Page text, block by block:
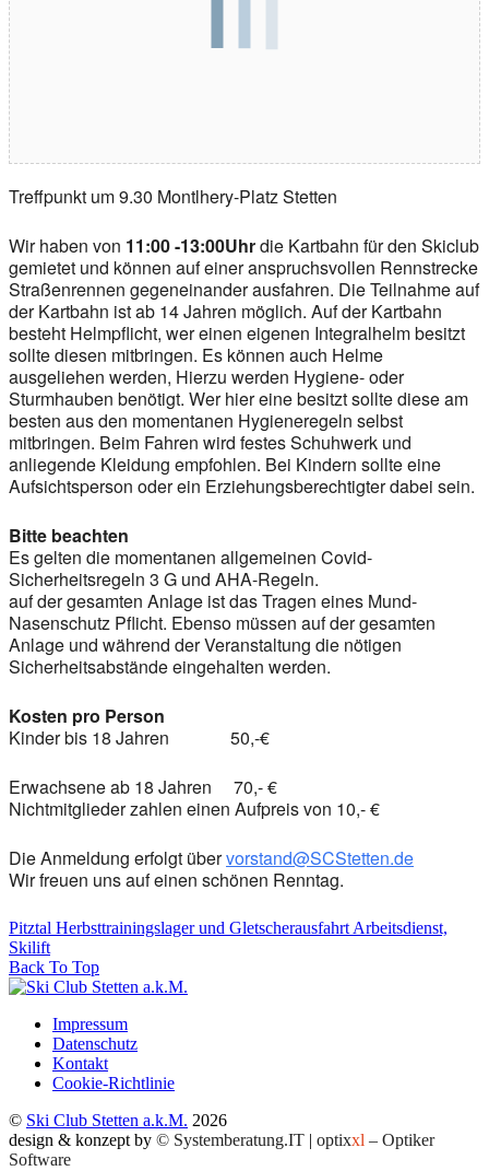
Treffpunkt um 9.30 Montlhery-Platz Stetten
Wir haben von 11:00 -13:00Uhrdie Kartbahn für den Skiclub
gemietet und können auf einer anspruchsvollen Rennstrecke
Straßenrennen gegeneinander ausfahren. Die Teilnahme auf
der Kartbahn ist ab 14 Jahren möglich. Auf der Kartbahn
besteht Helmpflicht, wer einen eigenen Integralhelm besitzt
sollte diesen mitbringen. Es können auch Helme
ausgeliehen werden, Hierzu werden Hygiene- oder
Sturmhauben benötigt. Wer hier eine besitzt sollte diese am
besten aus den momentanen Hygieneregeln selbst
mitbringen. Beim Fahren wird festes Schuhwerk und
anliegende Kleidung empfohlen. Bei Kindern sollte eine
Aufsichtsperson oder ein Erziehungsberechtigter dabei sein.
Bitte beachten
Es gelten die momentanen allgemeinen Covid-
Sicherheitsregeln 3 G und AHA-Regeln.
auf der gesamten Anlage ist das Tragen eines Mund-
Nasenschutz Pflicht. Ebenso müssen auf der gesamten
Anlage und während der Veranstaltung die nötigen
Sicherheitsabstände eingehalten werden.
Kosten pro Person
Kinder bis 18 Jahren 50,-€
Erwachsene ab 18 Jahren 70,- €
Nichtmitglieder zahlen einen Aufpreis von 10,- €
Die Anmeldung erfolgt übervorstand@SCStetten.de
Wir freuen uns auf einen schönen Renntag.
Pitztal Herbsttrainingslager und Gletscherausfahrt Arbeitsdienst,
Skilift
Back To Top
Impressum
Datenschutz
Kontakt
Cookie-Richtlinie
© Ski Club Stetten a.k.M. 2026
design & konzept by © Systemberatung.IT | optixxl – Optiker
Software